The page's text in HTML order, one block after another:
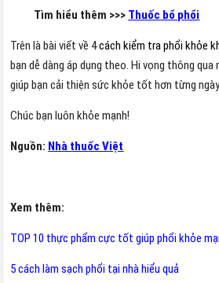
Tìm hiểu thêm >>> Thuốc bổ phổi
Trên là bài viết về 4cách kiểm tra phổi khỏe
bạn dễ dàng áp dụng theo. Hi vọng thông
giúp bạn cải thiện sức khỏe tốt hơn từng
Chúc bạn luôn khỏe mạnh!
Nguồn: Nhà thuốc Việt
Xem thêm:
TOP 10 thực phẩm cực tốt giúp phổi khỏe
5 cách làm sạch phổi tại nhà hiểu quả